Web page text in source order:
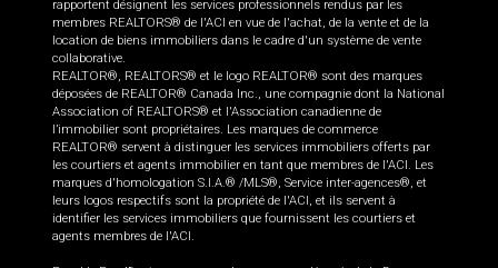
rapportent désignent les services professionnels rendus par les
membres REALTORS® de l'ACI en vue de l'achat, de la vente et de la
location de biens immobiliers dans le cadre d'un système de vente
collaborative.
REALTOR®, REALTORS® et le logo REALTOR® sont des marques
déposées de REALTOR® Canada Inc., une compagnie dont la National
Association of REALTORS® et l'Association canadienne de
l’immobilier sont propriétaires. Les marques de commerce
REALTOR® servent à distinguer les services immobiliers offerts par
les courtiers et agents immobilier en tant que membres de l'ACI. Les
marques d'homologation S.I.A.® /MLS®, Service inter-agences®, et
leurs logos respectifs sont la propriété de l'ACI, et ils servent à
identifier les services immobiliers que fournissent les courtiers et
agents membres de l'ACI.